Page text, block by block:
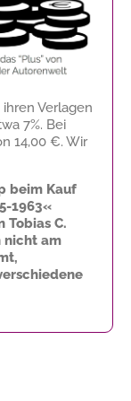
Verlagen
7%. Bei
14,00 €. Wir
beim Kauf
1963«
Tobias C.
nicht am